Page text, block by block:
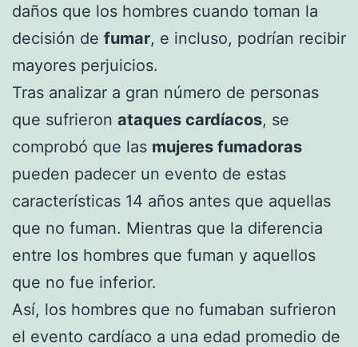
daños que los hombres cuando toman la
decisión de fumar, e incluso, podrían recibir
mayores perjuicios.
Tras analizar a gran número de personas
que sufrieron ataques cardíacos, se
comprobó que las mujeres fumadoras
pueden padecer un evento de estas
características 14 años antes que aquellas
que no fuman. Mientras que la diferencia
entre los hombres que fuman y aquellos
que no fue inferior.
Así, los hombres que no fumaban sufrieron
el evento cardíaco a una edad promedio de